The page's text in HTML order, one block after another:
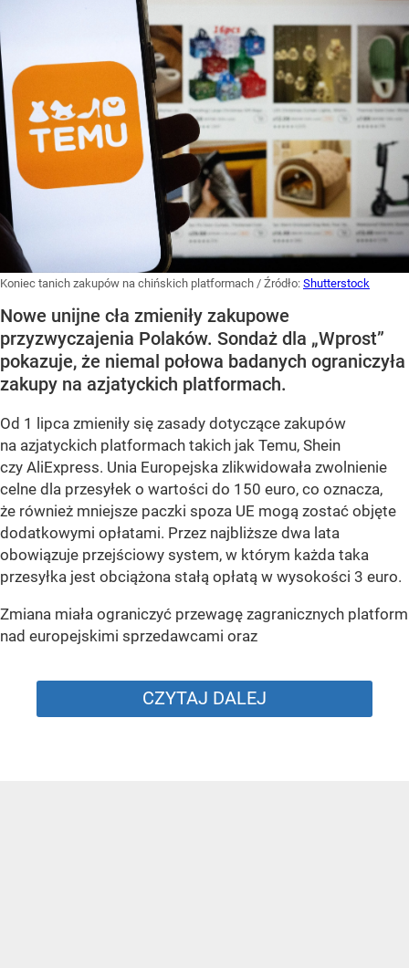
Koniec tanich zakupów na chińskich platformach / Źródło: Shutterstock
Nowe unijne cła zmieniły zakupowe
przyzwyczajenia Polaków. Sondaż dla „Wprost”
pokazuje, że niemal połowa badanych ograniczyła
zakupy na azjatyckich platformach.
Od 1 lipca zmieniły się zasady dotyczące zakupów
na azjatyckich platformach takich jak Temu, Shein
czy AliExpress. Unia Europejska zlikwidowała zwolnienie
celne dla przesyłek o wartości do 150 euro, co oznacza,
że również mniejsze paczki spoza UE mogą zostać objęte
dodatkowymi opłatami. Przez najbliższe dwa lata
obowiązuje przejściowy system, w którym każda taka
przesyłka jest obciążona stałą opłatą w wysokości 3 euro.
Zmiana miała ograniczyć przewagę zagranicznych platform
nad europejskimi sprzedawcami oraz
CZYTAJ DALEJ